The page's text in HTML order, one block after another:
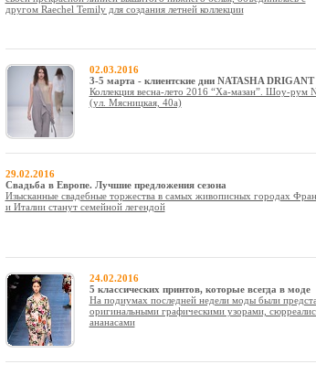
другом Raechel Temily для создания летней коллекции
02.03.2016
3-5 марта - клиентские дни NATASHA DRIGANT
Коллекция весна-лето 2016 “Ха-мазан”. Шоу-рум
(ул. Мясницкая, 40а)
29.02.2016
Свадьба в Европе. Лучшие предложения сезона
Изысканные свадебные торжества в самых живописных городах
и Италии станут семейной легендой
24.02.2016
5 классических принтов, которые всегда в моде
На подиумах последней недели моды были
оригинальными графическими узорами,
ананасами